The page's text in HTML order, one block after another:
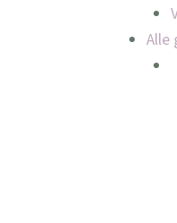
Alle